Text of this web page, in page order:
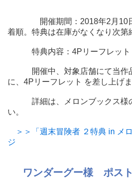
開催期間：2018年2月10
着順。特典は在庫がなくなり次第
特典内容：4Pリーフレット
開催中、対象店舗にて当作品
に、4Pリーフレット を差し上げま
詳細は、メロンブックス様の
い。
＞＞「週末冒険者 ２特典 in メ
ジ
ワンダーグー様 ポス